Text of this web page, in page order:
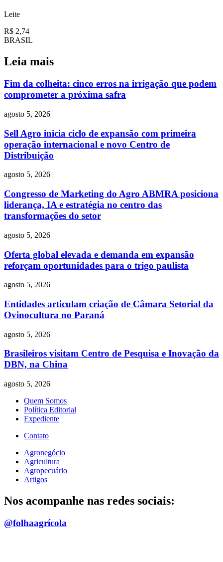
Leite
R$ 2,74
BRASIL
Leia mais
Fim da colheita: cinco erros na irrigação que podem
comprometer a próxima safra
agosto 5, 2026
Sell Agro inicia ciclo de expansão com primeira
operação internacional e novo Centro de
Distribuição
agosto 5, 2026
Congresso de Marketing do Agro ABMRA posiciona
liderança, IA e estratégia no centro das
transformações do setor
agosto 5, 2026
Oferta global elevada e demanda em expansão
reforçam oportunidades para o trigo paulista
agosto 5, 2026
Entidades articulam criação de Câmara Setorial da
Ovinocultura no Paraná
agosto 5, 2026
Brasileiros visitam Centro de Pesquisa e Inovação da
DBN, na China
agosto 5, 2026
Quem Somos
Política Editorial
Expediente
Contato
Agronegócio
Agricultura
Agropecuário
Artigos
Nos acompanhe nas redes sociais:
@folhaagrícola